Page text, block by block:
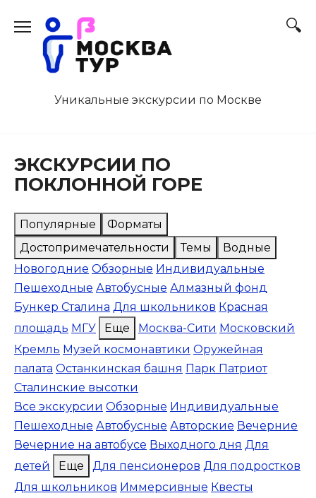
содержанию
Уникальные экскурсии по Москве
ЭКСКУРСИИ ПО
ПОКЛОННОЙ ГОРЕ
Популярные
Форматы
Достопримечательности
Темы
Водные
Новогодние Обзорные Индивидуальные
Пешеходные Автобусные Алмазный фонд
Бункер Сталина Для школьников Красная
площадь МГУ Еще Москва-Сити Московский
Кремль Музей космонавтики Оружейная
палата Останкинская башня Парк Патриот
Сталинские высотки
Все экскурсии Обзорные Индивидуальные
Пешеходные Автобусные Авторские Вечерние
Вечерние на автобусе Выходного дня Для
детей
Еще Для пенсионеров Для подростков
Для школьников Иммерсивные Квесты